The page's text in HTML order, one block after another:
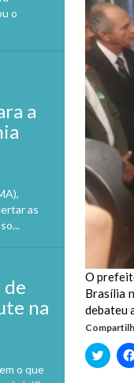
o
a
as
de
na
o que
O
Brasília
debateu
Clique
para